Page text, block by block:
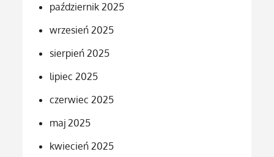
październik 2025
wrzesień 2025
sierpień 2025
lipiec 2025
czerwiec 2025
maj 2025
kwiecień 2025